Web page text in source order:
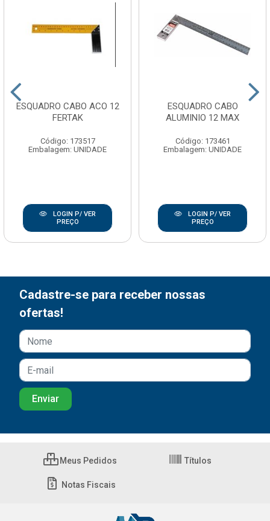
ESQUADRO CABO ACO 12
FERTAK
Código: 173517
Embalagem: UNIDADE
LOGIN P/ VER
PREÇO
ESQUADRO CABO
ALUMINIO 12 MAX
Código: 173461
Embalagem: UNIDADE
LOGIN P/ VER
PREÇO
Cadastre-se para receber nossas
ofertas!
Meus Pedidos Títulos
Notas Fiscais